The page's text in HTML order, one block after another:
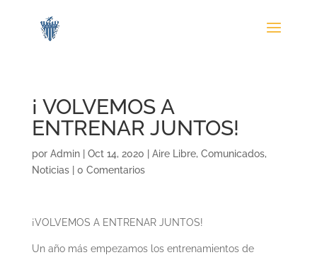
¡ VOLVEMOS A
ENTRENAR JUNTOS!
por Admin| Oct 14, 2020 Aire Libre, Comunicados,
Noticias| 0 Comentarios
¡VOLVEMOS A ENTRENAR JUNTOS!
Un año más empezamos los entrenamientos de